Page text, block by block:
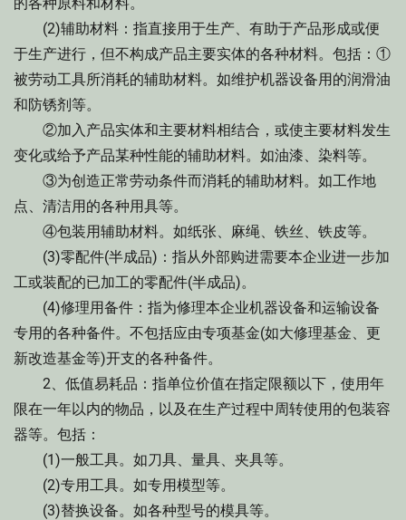
(2)辅助材料：指直接用于生产、有助于产品形成或便
于生产进行，但不构成产品主要实体的各种材料。包括：①
被劳动工具所消耗的辅助材料。如维护机器设备用的润滑油
和防锈剂等。
②加入产品实体和主要材料相结合，或使主要材料发生
变化或给予产品某种性能的辅助材料。如油漆、染料等。
③为创造正常劳动条件而消耗的辅助材料。如工作地
点、清洁用的各种用具等。
④包装用辅助材料。如纸张、麻绳、铁丝、铁皮等。
(3)零配件(半成品)：指从外部购进需要本企业进一步加
工或装配的已加工的零配件(半成品)。
(4)修理用备件：指为修理本企业机器设备和运输设备
专用的各种备件。不包括应由专项基金(如大修理基金、更
新改造基金等)开支的各种备件。
2、低值易耗品：指单位价值在指定限额以下，使用年
限在一年以内的物品，以及在生产过程中周转使用的包装容
器等。包括：
(1)一般工具。如刀具、量具、夹具等。
(2)专用工具。如专用模型等。
(3)替换设备。如各种型号的模具等。